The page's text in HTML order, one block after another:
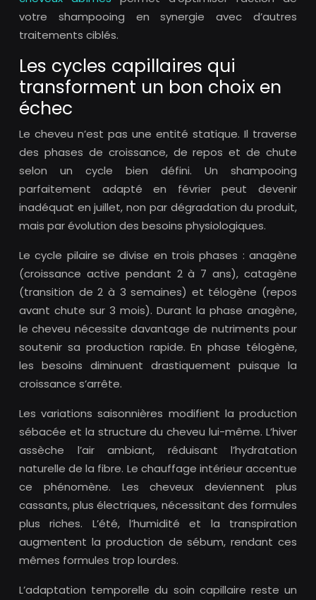
votre shampooing en synergie avec d’autres
traitements ciblés.
Les cycles capillaires qui
transforment un bon choix en
échec
Le cheveu n’est pas une entité statique. Il traverse
des phases de croissance, de repos et de chute
selon un cycle bien défini. Un shampooing
parfaitement adapté en février peut devenir
inadéquat en juillet, non par dégradation du produit,
mais par évolution des besoins physiologiques.
Le cycle pilaire se divise en trois phases : anagène
(croissance active pendant 2 à 7 ans), catagène
(transition de 2 à 3 semaines) et télogène (repos
avant chute sur 3 mois). Durant la phase anagène,
le cheveu nécessite davantage de nutriments pour
soutenir sa production rapide. En phase télogène,
les besoins diminuent drastiquement puisque la
croissance s’arrête.
Les variations saisonnières modifient la production
sébacée et la structure du cheveu lui-même. L’hiver
assèche l’air ambiant, réduisant l’hydratation
naturelle de la fibre. Le chauffage intérieur accentue
ce phénomène. Les cheveux deviennent plus
cassants, plus électriques, nécessitant des formules
plus riches. L’été, l’humidité et la transpiration
augmentent la production de sébum, rendant ces
mêmes formules trop lourdes.
L’adaptation temporelle du soin capillaire reste un